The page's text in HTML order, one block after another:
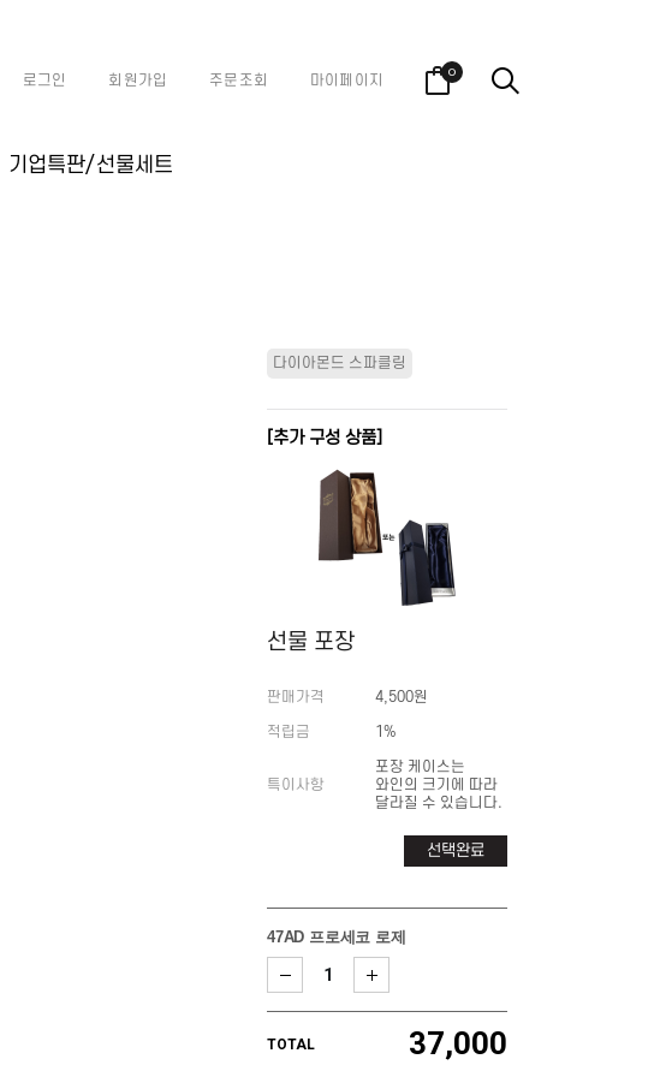
기업특판/선물세트
로그인 회원가입 주문조회 마이페이지 0
다이아몬드 스파클링
[추가 구성 상품]
선물 포장
판매가격 4,500원
적립금 1%
특이사항
포장 케이스는
와인의 크기에 따라
달라질 수 있습니다.
선택완료
47AD 프로세코 로제
TOTAL 37,000